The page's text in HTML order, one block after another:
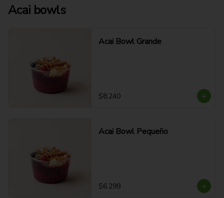
Acai bowls
Acai Bowl Grande
$8.240
Acai Bowl Pequeño
$6.299